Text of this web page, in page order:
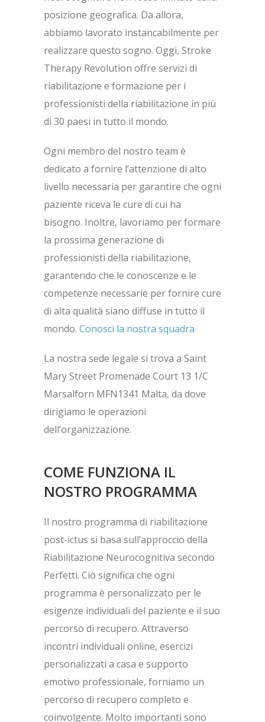
posizione geografica. Da allora,
abbiamo lavorato instancabilmente per
realizzare questo sogno. Oggi, Stroke
Therapy Revolution offre servizi di
riabilitazione e formazione per i
professionisti della riabilitazione in più
di 30 paesi in tutto il mondo.
Ogni membro del nostro team è
dedicato a fornire l’attenzione di alto
livello necessaria per garantire che ogni
paziente riceva le cure di cui ha
bisogno. Inoltre, lavoriamo per formare
la prossima generazione di
professionisti della riabilitazione,
garantendo che le conoscenze e le
competenze necessarie per fornire cure
di alta qualità siano diffuse in tutto il
mondo. Conosci la nostra squadra
La nostra sede legale si trova a Saint
Mary Street Promenade Court 13 1/C
Marsalforn MFN1341 Malta, da dove
dirigiamo le operazioni
dell’organizzazione.
COME FUNZIONA IL
NOSTRO PROGRAMMA
Il nostro programma di riabilitazione
post-ictus si basa sull’approccio della
Riabilitazione Neurocognitiva secondo
Perfetti. Ciò significa che ogni
programma è personalizzato per le
esigenze individuali del paziente e il suo
percorso di recupero. Attraverso
incontri individuali online, esercizi
personalizzati a casa e supporto
emotivo professionale, forniamo un
percorso di recupero completo e
coinvolgente. Molto importanti sono